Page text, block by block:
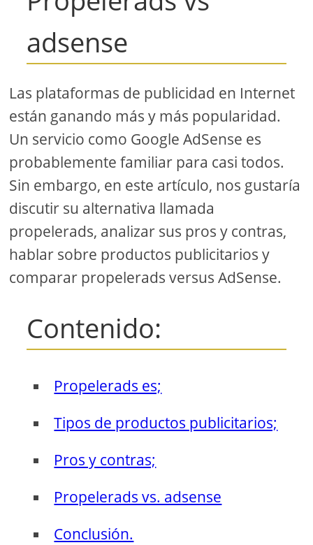
adsense
Las plataformas de publicidad en Internet
están ganando más y más popularidad.
Un servicio como Google AdSense es
probablemente familiar para casi todos.
Sin embargo, en este artículo, nos gustaría
discutir su alternativa llamada
propelerads, analizar sus pros y contras,
hablar sobre productos publicitarios y
comparar propelerads versus AdSense.
Contenido:
Propelerads es;
Tipos de productos publicitarios;
Pros y contras;
Propelerads vs. adsense
Conclusión.